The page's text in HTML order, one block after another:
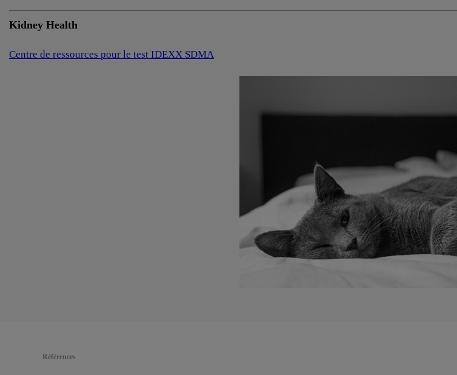
Kidney Health
Centre de ressources pour le test IDEXX SDMA
Références